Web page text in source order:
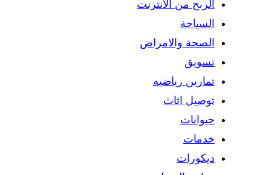
الربح من الانترنت
السياحة
الصحة والامراض
تسويق
تمارين رياضيه
توصيل اثاث
حيوانات
خدمات
ديكورات